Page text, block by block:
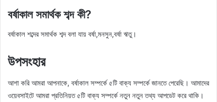
বর্ষাকাল সমার্থক শব্দ কী?
বর্ষাকাল শব্দের সমার্থক শব্দ বলা যায় বর্ষা,মনসুন,বর্ষা ঋতু।
উপসংহার
আশা করি আমরা আপনাকে, বর্ষাকাল সম্পর্কে ৫টি বাক্য সম্পর্কে জানতে পেরেছি। আমাদের
ওয়েবসাইটে আমরা প্রতিনিয়ত ৫টি বাক্য সম্পর্কে নতুন নতুন তথ্য আপডেট করে থাকি।